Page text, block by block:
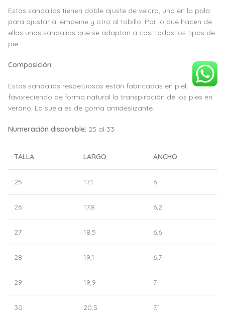
Estas sandalias tienen doble ajuste de velcro, uno en la pala
para ajustar al empeine y otro al tobillo. Por lo que hacen de
ellas unas sandalias que se adaptan a casi todos los tipos de
pie.
Composición:
Estas sandalias respetuosas están fabricadas en piel,
favoreciendo de forma natural la transpiración de los pies en
verano. La suela es de goma antideslizante.
Numeración disponible: 25 al 33
TALLA LARGO ANCHO
25 17,1 6
26 17,8 6,2
27 18,5 6,6
28 19,1 6,7
29 19,9 7
30 20,5 7,1